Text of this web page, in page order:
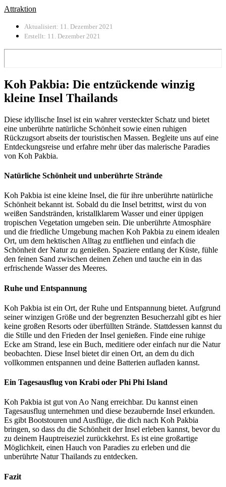
Attraktion
Aktualisiert: 11. Dezember 2021
Erstellt: 11. Dezember 2021
Koh Pakbia: Die entzückende winzig
kleine Insel Thailands
Diese idyllische Insel ist ein wahrer versteckter Schatz und bietet
eine unberührte natürliche Schönheit sowie einen ruhigen
Rückzugsort abseits der touristischen Massen. Begleite uns auf eine
Entdeckungsreise und erfahre mehr über das malerische Paradies
von Koh Pakbia.
Natürliche Schönheit und unberührte Strände
Koh Pakbia ist eine kleine Insel, die für ihre unberührte natürliche
Schönheit bekannt ist. Sobald du die Insel betrittst, wirst du von
weißen Sandstränden, kristallklarem Wasser und einer üppigen
tropischen Vegetation umgeben sein. Die unberührte Atmosphäre
und die friedliche Umgebung machen Koh Pakbia zu einem idealen
Ort, um dem hektischen Alltag zu entfliehen und einfach die
Schönheit der Natur zu genießen. Spaziere entlang der Küste, fühle
den feinen Sand zwischen deinen Zehen und tauche ein in das
erfrischende Wasser des Meeres.
Ruhe und Entspannung
Koh Pakbia ist ein Ort, der Ruhe und Entspannung bietet. Aufgrund
seiner winzigen Größe und der begrenzten Besucherzahl gibt es hier
keine großen Resorts oder überfüllten Strände. Stattdessen kannst du
die Stille und den Frieden der Insel genießen. Finde eine ruhige
Ecke am Strand, lese ein Buch, meditiere oder einfach nur die Natur
beobachten. Diese Insel bietet dir einen Ort, an dem du dich
vollkommen entspannen und deine Batterien aufladen kannst.
Ein Tagesausflug von Krabi oder Phi Phi Island
Koh Pakbia ist gut von Ao Nang erreichbar. Du kannst einen
Tagesausflug unternehmen und diese bezaubernde Insel erkunden.
Es gibt Bootstouren und Ausflüge, die dich nach Koh Pakbia
bringen, so dass du die Schönheit der Insel erleben kannst, bevor du
zu deinem Hauptreiseziel zurückkehrst. Es ist eine großartige
Möglichkeit, einen Hauch von Paradies zu erleben und die
unberührte Natur Thailands zu entdecken.
Fazit